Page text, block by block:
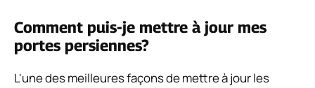
Comment puis-je mettre à jour mes
portes persiennes?
L'une des meilleures façons de mettre à jour les